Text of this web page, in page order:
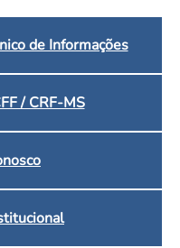
Inscritos no CRF/MS
de Informações
/ CRF-MS